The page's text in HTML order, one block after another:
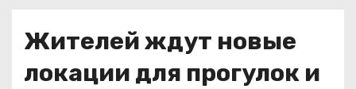
Жителей ждут новые
локации для прогулок и